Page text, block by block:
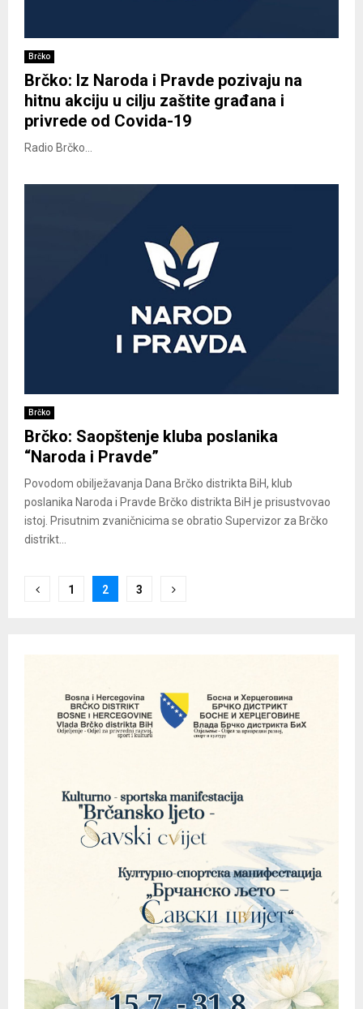
Brčko
Brčko: Iz Naroda i Pravde pozivaju na
hitnu akciju u cilju zaštite građana i
privrede od Covida-19
Radio Brčko...
Brčko
Brčko: Saopštenje kluba poslanika
“Naroda i Pravde”
Povodom obilježavanja Dana Brčko distrikta BiH, klub
poslanika Naroda i Pravde Brčko distrikta BiH je prisustvovao
istoj. Prisutnim zvaničnicima se obratio Supervizor za Brčko
distrikt...
Posts
1 2 3